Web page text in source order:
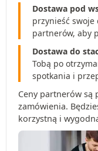
Dostawa pod
przynieść swoje
partnerów, aby
Dostawa do
Tobą po
spotkania i
Ceny partnerów są
zamówienia.
korzystną i